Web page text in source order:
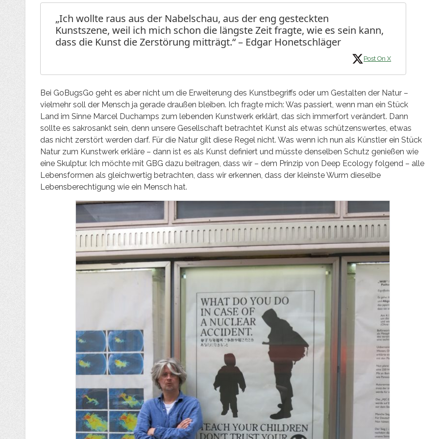
„Ich wollte raus aus der Nabelschau, aus der eng gesteckten
Kunstszene, weil ich mich schon die längste Zeit fragte, wie es sein kann,
dass die Kunst die Zerstörung mitträgt.“ – Edgar Honetschläger
Post On X
Bei GoBugsGo geht es aber nicht um die Erweiterung des Kunstbegriffs oder um Gestalten der Natur –
vielmehr soll der Mensch ja gerade draußen bleiben. Ich fragte mich: Was passiert, wenn man ein Stück
Land im Sinne Marcel Duchamps zum lebenden Kunstwerk erklärt, das sich immerfort verändert. Dann
sollte es sakrosankt sein, denn unsere Gesellschaft betrachtet Kunst als etwas schützenswertes, etwas
das nicht zerstört werden darf. Für die Natur gilt diese Regel nicht. Was wenn ich nun als Künstler ein Stück
Natur zum Kunstwerk erkläre – dann ist es als Kunst definiert und müsste denselben Schutz genießen wie
eine Skulptur. Ich möchte mit GBG dazu beitragen, dass wir – dem Prinzip von Deep Ecology folgend – alle
Lebensformen als gleichwertig betrachten, dass wir erkennen, dass der kleinste Wurm dieselbe
Lebensberechtigung wie ein Mensch hat.